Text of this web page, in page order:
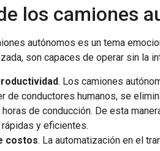
los camiones
autónomos es un tema
son capaces de operar sin la
. Los camiones
de conductores humanos, se
de conducción. De esta
y eficientes.
costos. La automatización en el